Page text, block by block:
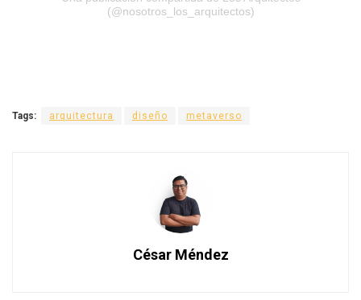
(@nosotros_los_arquitectos)
Tags: arquitectura diseño metaverso
César Méndez